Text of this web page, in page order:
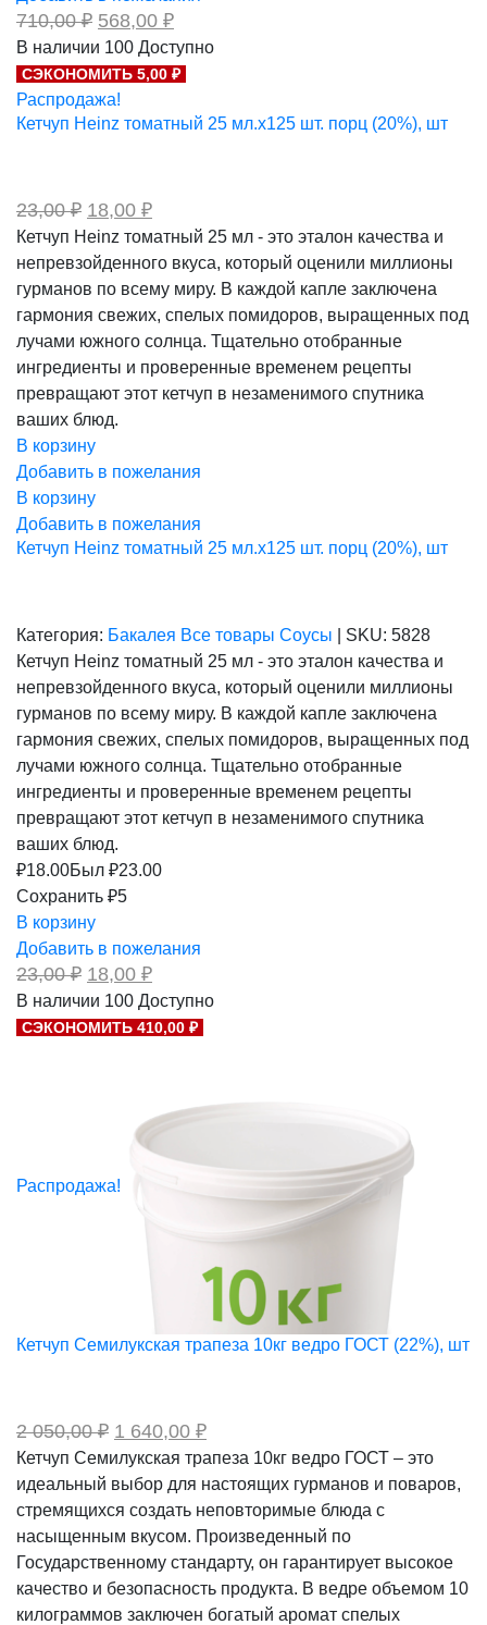
710,00₽ Первоначальная
цена
составляла
710,00 ₽.
568,00 ₽Текущая
568,00 ₽.
В наличии 100 Доступно
СЭКОНОМИТЬ 5,00 ₽
Распродажа!
Кетчуп Heinz томатный 25 мл.х125 шт. порц (20%), шт
23,00₽ Первоначальная
цена
составляла
23,00 ₽.
18,00 ₽Текущая
цена:
18,00 ₽.
Кетчуп Heinz томатный 25 мл - это эталон качества и
непревзойденного вкуса, который оценили миллионы
гурманов по всему миру. В каждой капле заключена
гармония свежих, спелых помидоров, выращенных под
лучами южного солнца. Тщательно отобранные
ингредиенты и проверенные временем рецепты
превращают этот кетчуп в незаменимого спутника
ваших блюд.
В корзину
Добавить в пожелания
В корзину
Добавить в пожелания
Кетчуп Heinz томатный 25 мл.х125 шт. порц (20%), шт
Категория: Бакалея Все товары Соусы SKU: 5828
Кетчуп Heinz томатный 25 мл - это эталон качества и
непревзойденного вкуса, который оценили миллионы
гурманов по всему миру. В каждой капле заключена
гармония свежих, спелых помидоров, выращенных под
лучами южного солнца. Тщательно отобранные
ингредиенты и проверенные временем рецепты
превращают этот кетчуп в незаменимого спутника
ваших блюд.
₽18.00Был ₽23.00
Сохранить ₽5
В корзину
Добавить в пожелания
23,00₽ Первоначальная
цена
составляла
23,00 ₽.
18,00 ₽Текущая
18,00 ₽.
В наличии 100 Доступно
СЭКОНОМИТЬ 410,00 ₽
Распродажа!
Кетчуп Семилукская трапеза 10кг ведро ГОСТ (22%), шт
2 050,00₽ Первоначальная
составляла
2
050,00 ₽.
1 640,00 ₽Текущая
1
640,00 ₽.
Кетчуп Семилукская трапеза 10кг ведро ГОСТ – это
идеальный выбор для настоящих гурманов и поваров,
стремящихся создать неповторимые блюда с
насыщенным вкусом. Произведенный по
Государственному стандарту, он гарантирует высокое
качество и безопасность продукта. В ведре объемом 10
килограммов заключен богатый аромат спелых